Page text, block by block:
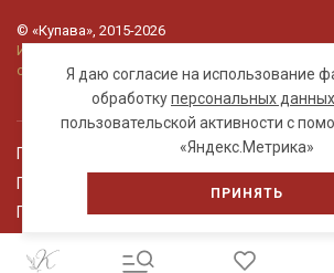
Я даю согласие на использование
обработкуперсональных данных
пользовательской активности с
«Яндекс.Метрика»
ПРИНЯТЬ
© «Купава», 2015-2026
Информация на сайте не является публичной
офертой.
Правовая информация
Политика обработки персональных данных
Пользовательское соглашение